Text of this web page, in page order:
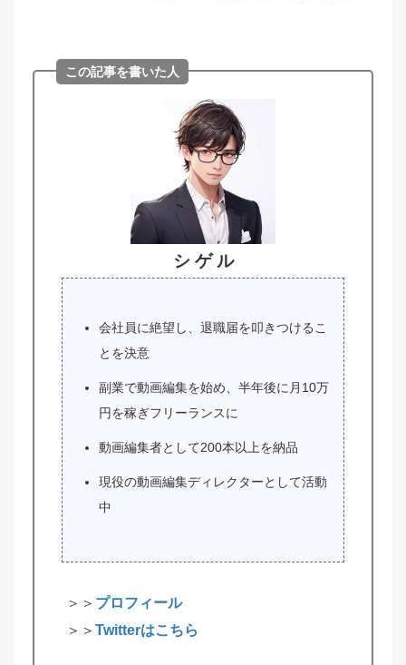
この記事を書いた人
シ ゲ ル
会社員に絶望し、退職届を叩きつけるこ
とを決意
副業で動画編集を始め、半年後に月10万
円を稼ぎフリーランスに
動画編集者として200本以上を納品
現役の動画編集ディレクターとして活動
中
＞＞ プロフィール
＞＞ Twitterはこちら